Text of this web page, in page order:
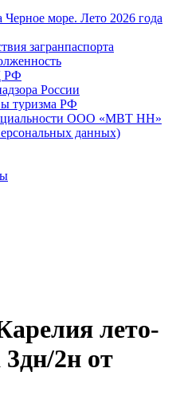
море. Лето 2026 года
загранпаспорта
РФ
России
туризма РФ
ООО «МВТ НН»
данных)
лето-
3дн/2н от